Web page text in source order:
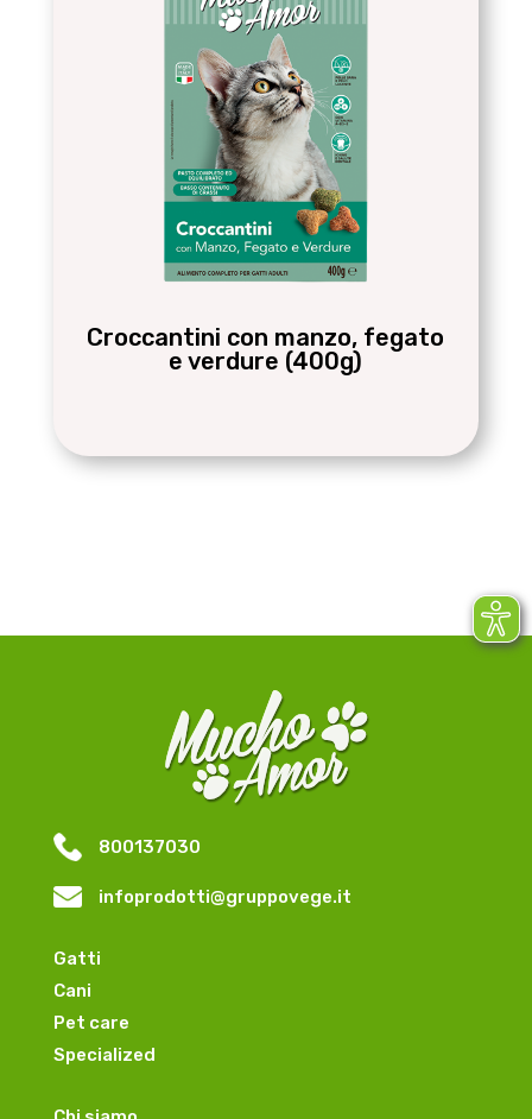
Croccantini con manzo, fegato
e verdure (400g)
800137030
infoprodotti@gruppovege.it
Gatti
Cani
Pet care
Specialized